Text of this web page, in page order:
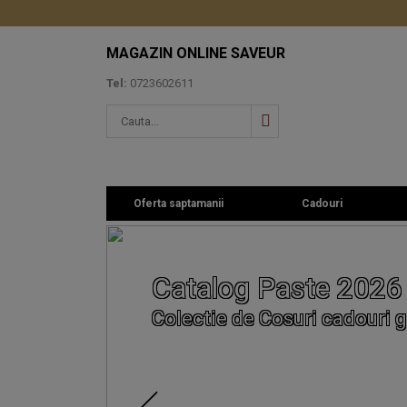
MAGAZIN ONLINE SAVEUR
Tel: 0723602611
Oferta saptamanii Cadouri
Catalog Paste 2026
Colectie de Cosuri cadouri